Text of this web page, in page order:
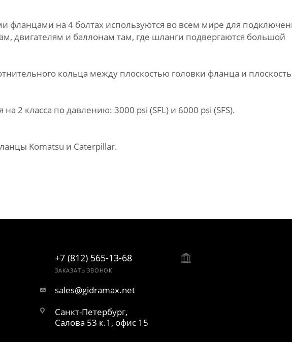
на 4 болтах используются во всем мире для
двигателям и баллонам там, где шланги подвергаются большой
кольца между плоскостью головки фланца и
2 класса по давлению: 3000 psi (SFL) и 6000 psi (SFS).
Komatsu и Caterpillar.
+7 (812) 565-13-68
ЗАКАЗАТЬ ЗВОНОК
sales@gidramax.net
Санкт-Петербург,
Салова 53 к.1, офис 15